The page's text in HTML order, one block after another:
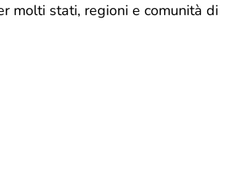
molti stati, regioni e comunità di